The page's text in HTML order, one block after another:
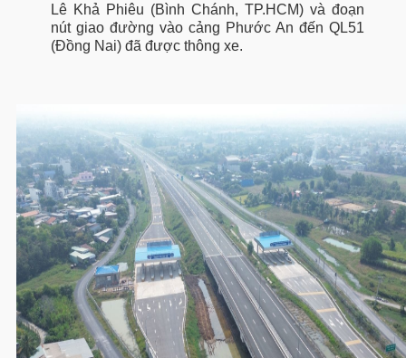
Lê Khả Phiêu (Bình Chánh, TP.HCM) và đoạn
nút giao đường vào cảng Phước An đến QL51
(Đồng Nai) đã được thông xe.